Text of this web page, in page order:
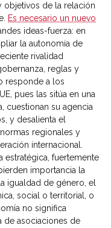
objetivos de la relación
Es necesario un nuevo
ideas-fuerza: en
la autonomía de
rivalidad
reglas y
responde a los
pues las sitúa en una
cuestionan su agencia
y desalienta el
regionales y
internacional.
estratégica, fuertemente
importancia la
igualdad de género, el
social o territorial, o
no significa
de asociaciones de